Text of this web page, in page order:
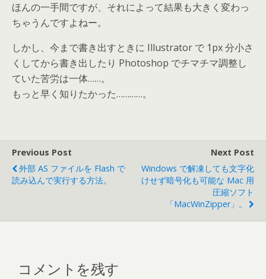
ほんの一手間ですが、それによって結果も大きく変わっ
ちゃうんですよねー。
しかし、今まで書き出すときに Illustrator で 1px 分小さ
くしてから書き出したり Photoshop でチマチマ調整し
ていた苦労は一体……。
もっと早く知りたかった…………。
Previous Post
外部 AS ファイルを Flash で
読み込んで実行する方法。
Next Post
Windows で解凍しても文字化
けせず暗号化も可能な Mac 用
圧縮ソフト
「MacWinZipper」。
コメントを残す